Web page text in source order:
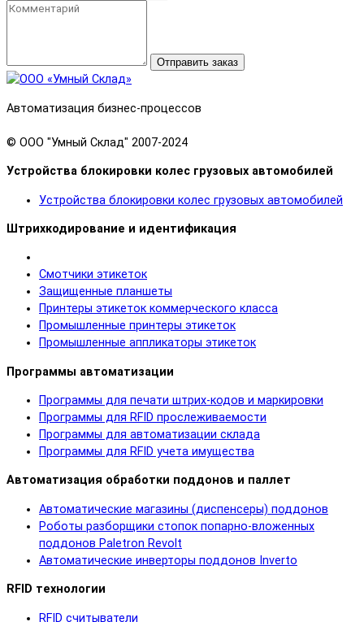
Отправить заказ
Автоматизация бизнес-процессов
© OOO "Умный Склад" 2007-2024
Устройства блокировки колес грузовых автомобилей
Устройства блокировки колес грузовых автомобилей
Штрихкодирование и идентификация
Смотчики этикеток
Защищенные планшеты
Принтеры этикеток коммерческого класса
Промышленные принтеры этикеток
Промышленные аппликаторы этикеток
Программы автоматизации
Программы для печати штрих-кодов и маркировки
Программы для RFID прослеживаемости
Программы для автоматизации склада
Программы для RFID учета имущества
Автоматизация обработки поддонов и паллет
Автоматические магазины (диспенсеры) поддонов
Роботы разборщики стопок попарно-вложенных
поддонов Paletron Revolt
Автоматические инверторы поддонов Inverto
RFID технологии
RFID cчитыватели